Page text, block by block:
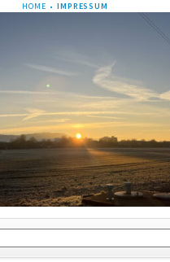
NAVIGATION
HOME IMPRESSUM